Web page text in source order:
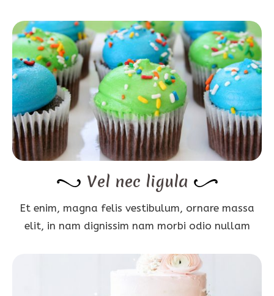
Vel nec ligula
Et enim, magna felis vestibulum, ornare massa
elit, in nam dignissim nam morbi odio nullam